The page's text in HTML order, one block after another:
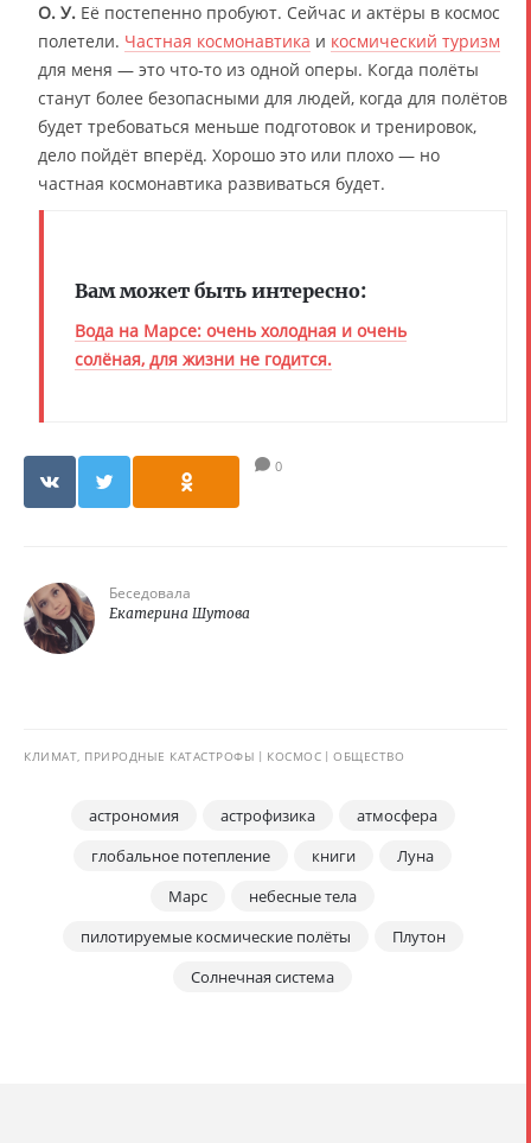
О. У. Её постепенно пробуют. Сейчас и актёры в космос
полетели. Частная космонавтика и космический туризм
для меня — это что-то из одной оперы. Когда полёты
станут более безопасными для людей, когда для полётов
будет требоваться меньше подготовок и тренировок,
дело пойдёт вперёд. Хорошо это или плохо — но
частная космонавтика развиваться будет.
Вам может быть интересно:
Вода на Марсе: очень холодная и очень
солёная, для жизни не годится.
0
Беседовала
Екатерина Шутова
КЛИМАТ, ПРИРОДНЫЕ КАТАСТРОФЫ КОСМОС ОБЩЕСТВО
астрономия астрофизика
атмосфера
глобальное потепление
книги
Луна
Марс
небесные тела
пилотируемые космические полёты
Плутон
Солнечная система